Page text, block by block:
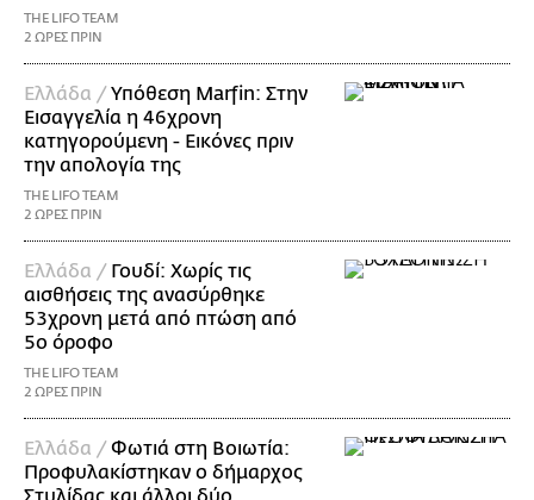
THE LIFO TEAM
2 ΩΡΕΣ ΠΡΙΝ
Ελλάδα /Υπόθεση Marfin: Στην
Εισαγγελία η 46χρονη
κατηγορούμενη - Εικόνες πριν
την απολογία της
THE LIFO TEAM
2 ΩΡΕΣ ΠΡΙΝ
Ελλάδα / Γουδί: Χωρίς τις
αισθήσεις της ανασύρθηκε
53χρονη μετά από πτώση από
5ο όροφο
THE LIFO TEAM
2 ΩΡΕΣ ΠΡΙΝ
Ελλάδα /Φωτιά στη Βοιωτία:
Προφυλακίστηκαν ο δήμαρχος